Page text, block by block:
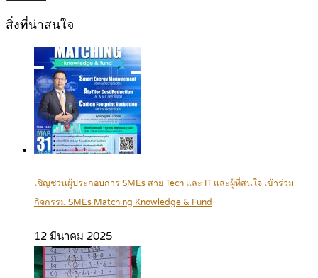
สิ่งที่น่าสนใจ
เชิญชวนผู้ประกอบการ SMEs สาย Tech และ IT และผู้ที่สนใจ เข้าร่วม
กิจกรรม SMEs Matching Knowledge & Fund
12 มีนาคม 2025